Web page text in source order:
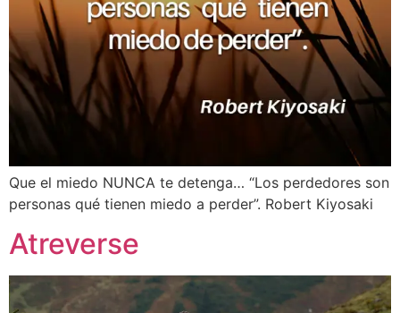
Que el miedo NUNCA te detenga… “Los perdedores son
personas qué tienen miedo a perder”. Robert Kiyosaki
Atreverse